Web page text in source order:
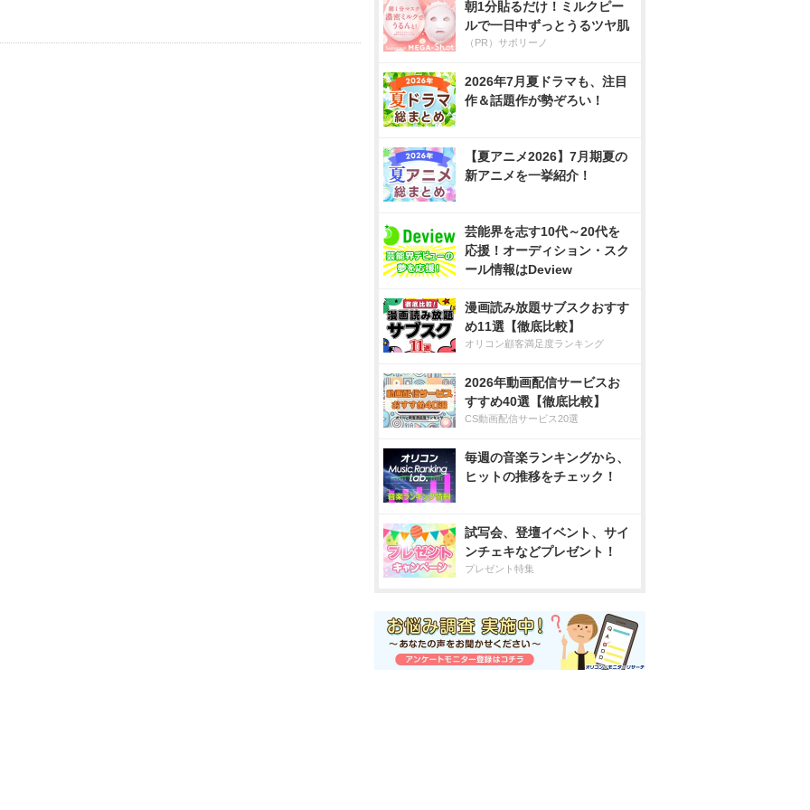
朝1分貼るだけ！ミルクピー
ルで一日中ずっとうるツヤ肌
（PR）サボリーノ
2026年7月夏ドラマも、注目
作＆話題作が勢ぞろい！
【夏アニメ2026】7月期夏の
新アニメを一挙紹介！
芸能界を志す10代～20代を
応援！オーディション・スク
ール情報はDeview
漫画読み放題サブスクおすす
め11選【徹底比較】
オリコン顧客満足度ランキング
2026年動画配信サービスお
すすめ40選【徹底比較】
CS動画配信サービス20選
毎週の音楽ランキングから、
ヒットの推移をチェック！
試写会、登壇イベント、サイ
ンチェキなどプレゼント！
プレゼント特集